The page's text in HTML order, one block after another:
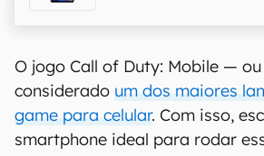
O jogo Call of Duty: Mobile —
considerado um dos maiores
game para celular. Com isso,
smartphone ideal para rodar